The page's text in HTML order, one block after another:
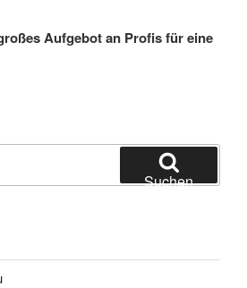
Aufgebot an Profis für eine
Suchen